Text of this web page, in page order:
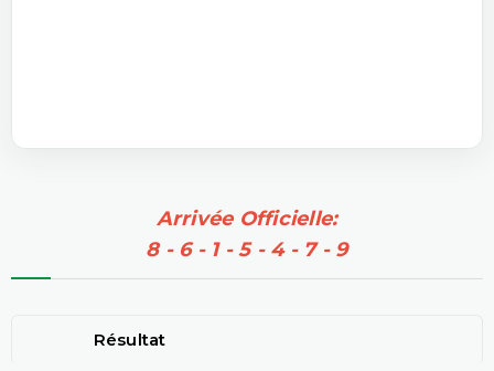
Arrivée Officielle:
8 - 6 - 1 - 5 - 4 - 7 - 9
Résultat